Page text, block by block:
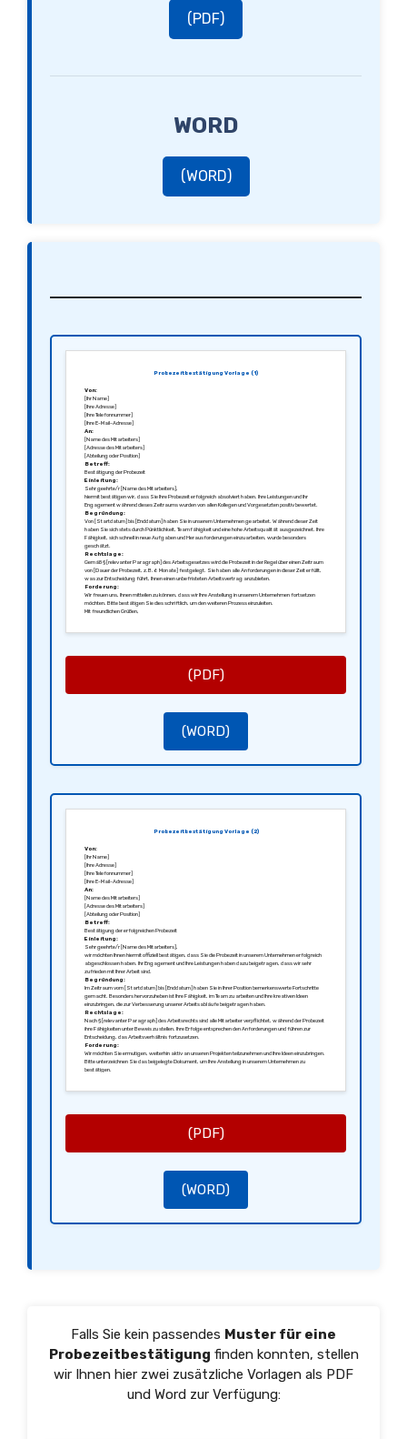
(PDF)
WORD
(WORD)
Probezeitbestätigung Vorlage (1)
Von:
[Ihr Name]
[Ihre Adresse]
[Ihre Telefonnummer]
[Ihre E-Mail-Adresse]
An:
[Name des Mitarbeiters]
[Adresse des Mitarbeiters]
[Abteilung oder Position]
Betreff:
Bestätigung der Probezeit
Einleitung:
Sehr geehrte/r [Name des Mitarbeiters],
hiermit bestätigen wir, dass Sie Ihre Probezeit erfolgreich absolviert haben. Ihre Leistungen und Ihr
Engagement während dieses Zeitraums wurden von allen Kollegen und Vorgesetzten positiv bewertet.
Begründung:
Von [Startdatum] bis [Enddatum] haben Sie in unserem Unternehmen gearbeitet. Während dieser Zeit
haben Sie sich stets durch Pünktlichkeit, Teamfähigkeit und eine hohe Arbeitsqualität ausgezeichnet. Ihre
Fähigkeit, sich schnell in neue Aufgaben und Herausforderungen einzuarbeiten, wurde besonders
geschätzt.
Rechtslage:
Gemäß § [relevanter Paragraph] des Arbeitsgesetzes wird die Probezeit in der Regel über einen Zeitraum
von [Dauer der Probezeit, z.B. 6 Monate] festgelegt. Sie haben alle Anforderungen in dieser Zeit erfüllt,
was zur Entscheidung führt, Ihnen einen unbefristeten Arbeitsvertrag anzubieten.
Forderung:
Wir freuen uns, Ihnen mitteilen zu können, dass wir Ihre Anstellung in unserem Unternehmen fortsetzen
möchten. Bitte bestätigen Sie dies schriftlich, um den weiteren Prozess einzuleiten.
Mit freundlichen Grüßen,
(PDF)
(WORD)
Probezeitbestätigung Vorlage (2)
Von:
[Ihr Name]
[Ihre Adresse]
[Ihre Telefonnummer]
[Ihre E-Mail-Adresse]
An:
[Name des Mitarbeiters]
[Adresse des Mitarbeiters]
[Abteilung oder Position]
Betreff:
Bestätigung der erfolgreichen Probezeit
Einleitung:
Sehr geehrte/r [Name des Mitarbeiters],
wir möchten Ihnen hiermit offiziell bestätigen, dass Sie die Probezeit in unserem Unternehmen erfolgreich
abgeschlossen haben. Ihr Engagement und Ihre Leistungen haben dazu beigetragen, dass wir sehr
zufrieden mit Ihrer Arbeit sind.
Begründung:
Im Zeitraum vom [Startdatum] bis [Enddatum] haben Sie in Ihrer Position bemerkenswerte Fortschritte
gemacht. Besonders hervorzuheben ist Ihre Fähigkeit, im Team zu arbeiten und Ihre kreativen Ideen
einzubringen, die zur Verbesserung unserer Arbeitsabläufe beigetragen haben.
Rechtslage:
Nach § [relevanter Paragraph] des Arbeitsrechts sind alle Mitarbeiter verpflichtet, während der Probezeit
ihre Fähigkeiten unter Beweis zu stellen. Ihre Erfolge entsprechen den Anforderungen und führen zur
Entscheidung, das Arbeitsverhältnis fortzusetzen.
Forderung:
Wir möchten Sie ermutigen, weiterhin aktiv an unseren Projekten teilzunehmen und Ihre Ideen einzubringen.
Bitte unterzeichnen Sie das beigelegte Dokument, um Ihre Anstellung in unserem Unternehmen zu
bestätigen.
(PDF)
(WORD)
Falls Sie kein passendes Muster für eine
Probezeitbestätigung finden konnten, stellen
wir Ihnen hier zwei zusätzliche Vorlagen als PDF
und Word zur Verfügung: